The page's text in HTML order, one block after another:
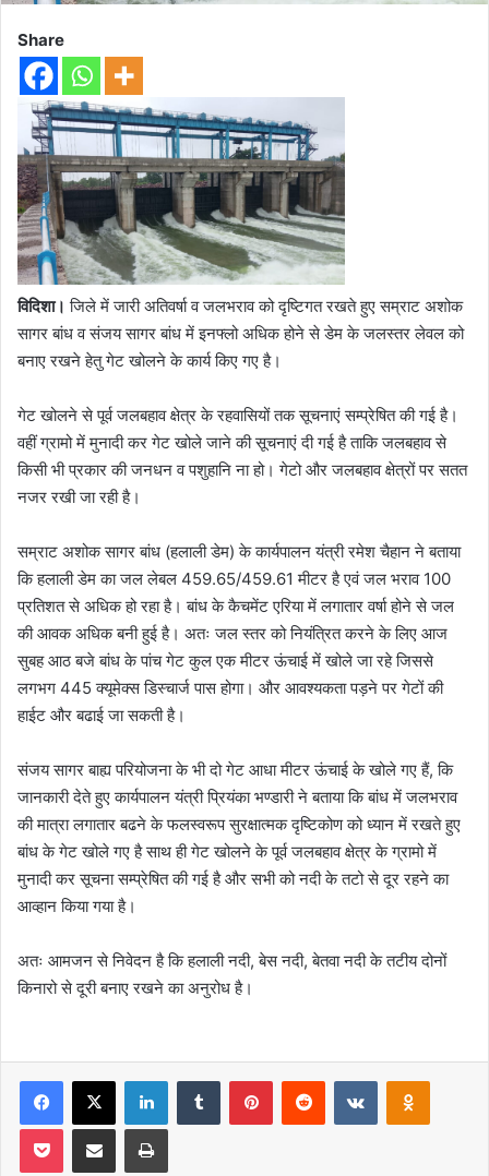
Share
विदिशा। जिले में जारी अतिवर्षा व जलभराव को दृष्टिगत रखते हुए सम्राट अशोक
सागर बांध व संजय सागर बांध में इनफ्लो अधिक होने से डेम के जलस्तर लेवल को
बनाए रखने हेतु गेट खोलने के कार्य किए गए है।
गेट खोलने से पूर्व जलबहाव क्षेत्र के रहवासियों तक सूचनाएं सम्प्रेषित की गई है।
वहीं ग्रामो में मुनादी कर गेट खोले जाने की सूचनाएं दी गई है ताकि जलबहाव से
किसी भी प्रकार की जनधन व पशुहानि ना हो। गेटो और जलबहाव क्षेत्रों पर सतत
नजर रखी जा रही है।
सम्राट अशोक सागर बांध (हलाली डेम) के कार्यपालन यंत्री रमेश चैहान ने बताया
कि हलाली डेम का जल लेबल 459.65/459.61 मीटर है एवं जल भराव 100
प्रतिशत से अधिक हो रहा है। बांध के कैचमेंट एरिया में लगातार वर्षा होने से जल
की आवक अधिक बनी हुई है। अतः जल स्तर को नियंत्रित करने के लिए आज
सुबह आठ बजे बांध के पांच गेट कुल एक मीटर ऊंचाई में खोले जा रहे जिससे
लगभग 445 क्यूमेक्स डिस्चार्ज पास होगा। और आवश्यकता पड़ने पर गेटों की
हाईट और बढाई जा सकती है।
संजय सागर बाह्य परियोजना के भी दो गेट आधा मीटर ऊंचाई के खोले गए हैं, कि
जानकारी देते हुए कार्यपालन यंत्री प्रियंका भण्डारी ने बताया कि बांध में जलभराव
की मात्रा लगातार बढने के फलस्वरूप सुरक्षात्मक दृष्टिकोण को ध्यान में रखते हुए
बांध के गेट खोले गए है साथ ही गेट खोलने के पूर्व जलबहाव क्षेत्र के ग्रामो में
मुनादी कर सूचना सम्प्रेषित की गई है और सभी को नदी के तटो से दूर रहने का
आव्हान किया गया है।
अतः आमजन से निवेदन है कि हलाली नदी, बेस नदी, बेतवा नदी के तटीय दोनों
किनारो से दूरी बनाए रखने का अनुरोध है।
Facebook
X LinkedInTumblr PinterestReddit VKontakte
Pocket Share via Email Print